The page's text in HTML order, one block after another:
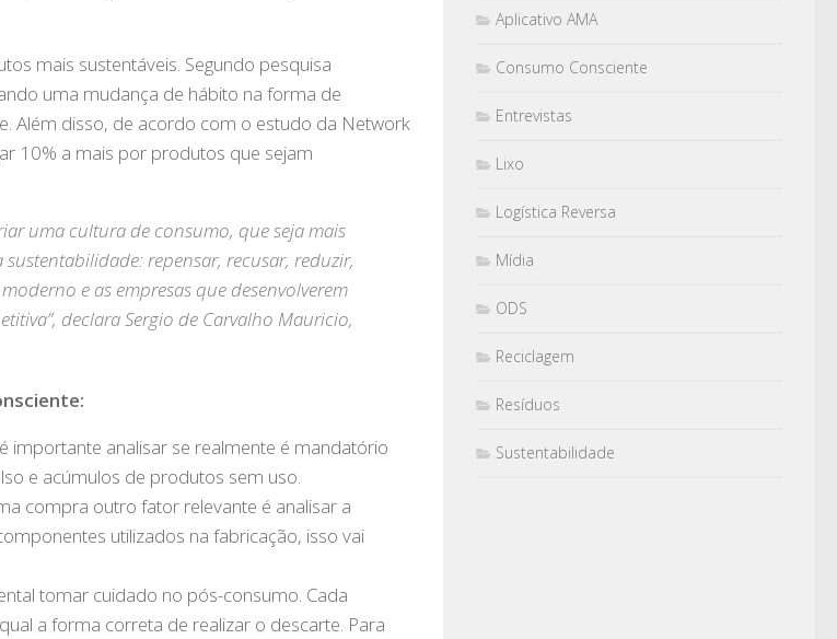
mais sustentáveis. Segundo pesquisa
uma mudança de hábito na forma de
Além disso, de acordo com o estudo da Network
10% a mais por produtos que sejam
uma cultura de consumo, que seja mais
sustentabilidade: repensar, recusar, reduzir,
e as empresas que desenvolverem
declara Sergio de Carvalho Mauricio,
importante analisar se realmente é mandatório
e acúmulos de produtos sem uso.
compra outro fator relevante é analisar a
utilizados na fabricação, isso vai
tomar cuidado no pós-consumo. Cada
a forma correta de realizar o descarte. Para
Aplicativo AMA
Consumo Consciente
Entrevistas
Lixo
Logística Reversa
Mídia
ODS
Reciclagem
Resíduos
Sustentabilidade